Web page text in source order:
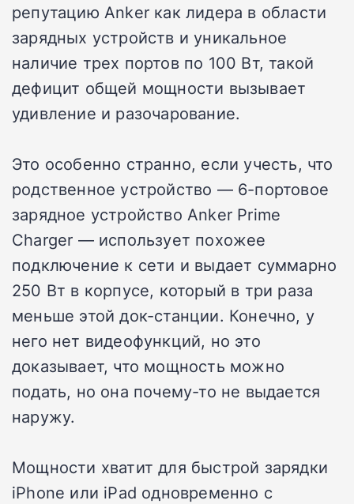
репутацию Anker как лидера в области
зарядных устройств и уникальное
наличие трех портов по 100 Вт, такой
дефицит общей мощности вызывает
удивление и разочарование.
Это особенно странно, если учесть, что
родственное устройство — 6-портовое
зарядное устройство Anker Prime
Charger — использует похожее
подключение к сети и выдает суммарно
250 Вт в корпусе, который в три раза
меньше этой док-станции. Конечно, у
него нет видеофункций, но это
доказывает, что мощность можно
подать, но она почему-то не выдается
наружу.
Мощности хватит для быстрой зарядки
iPhone или iPad одновременно с